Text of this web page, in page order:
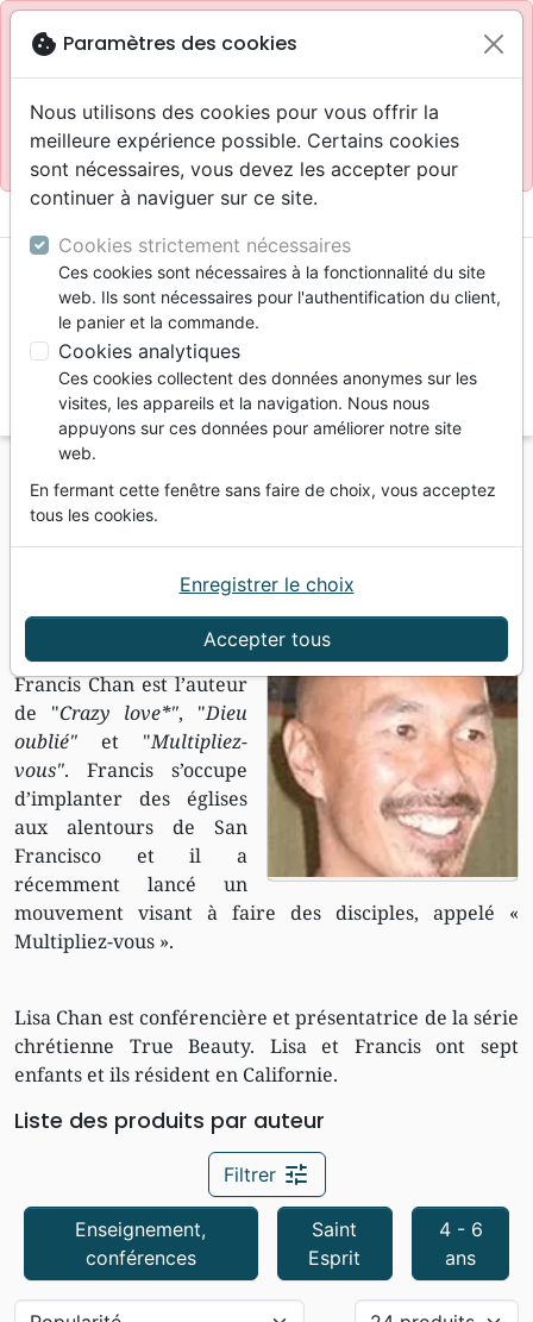
blockSite réservé aux professionnels
Accès pour les professionnels : Se connecter
Site pour le grand public : La Maison de la Bible
menu
Vous ne pouvez pas créer de nouvelle commande
depuis votre pays (United States).
Auteurs Chan Francis
Francis Chan est l’auteur
de "Crazy love*", "Dieu
oublié" et "Multipliez-
vous". Francis s’occupe
d’implanter des églises
aux alentours de San
Francisco et il a
récemment lancé un
mouvement visant à faire des disciples, appelé «
Multipliez-vous ».
Lisa Chan est conférencière et présentatrice de la série
chrétienne True Beauty. Lisa et Francis ont sept
enfants et ils résident en Californie.
Liste des produits par auteur
Filtrer tune
Enseignement,
conférences
Saint
Esprit
4 - 6
ans
cookie Paramètres des cookies
Nous utilisons des cookies pour vous offrir la
meilleure expérience possible. Certains cookies
sont nécessaires, vous devez les accepter pour
continuer à naviguer sur ce site.
Cookies strictement nécessaires
Ces cookies sont nécessaires à la fonctionnalité du site
web. Ils sont nécessaires pour l'authentification du client,
le panier et la commande.
Cookies analytiques
Ces cookies collectent des données anonymes sur les
visites, les appareils et la navigation. Nous nous
appuyons sur ces données pour améliorer notre site
web.
En fermant cette fenêtre sans faire de choix, vous acceptez
tous les cookies.
Accepter tous
Enregistrer le choix